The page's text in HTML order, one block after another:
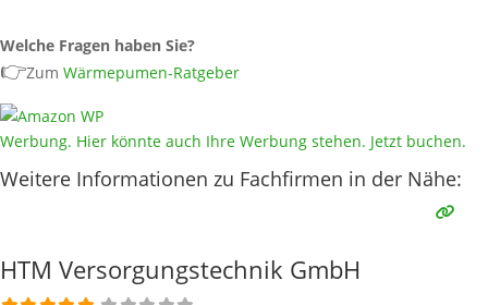
Welche Fragen haben Sie?
👉Zum Wärmepumen-Ratgeber
Werbung. Hier könnte auch Ihre Werbung stehen. Jetzt buchen.
Weitere Informationen zu Fachfirmen in der Nähe:
HTM Versorgungstechnik GmbH